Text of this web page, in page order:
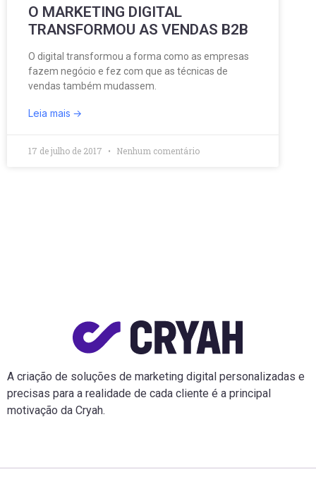
O MARKETING DIGITAL
TRANSFORMOU AS VENDAS B2B
O digital transformou a forma como as empresas
fazem negócio e fez com que as técnicas de
vendas também mudassem.
Leia mais
17 de julho de 2017 Nenhum comentário
A criação de soluções de marketing digital personalizadas e
precisas para a realidade de cada cliente é a principal
motivação da Cryah.